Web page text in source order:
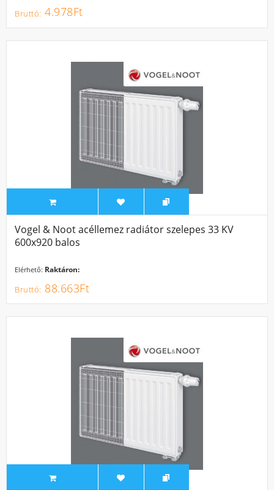
4.978Ft
Vogel & Noot acéllemez radiátor szelepes 33 KV
600x920 balos
Elérhető: Raktáron:
88.663Ft